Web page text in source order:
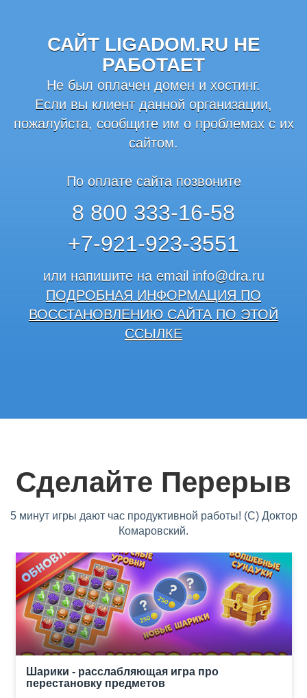
САЙТ LIGADOM.RU НЕ
РАБОТАЕТ
Не был оплачен домен и хостинг.
Если вы клиент данной организации,
пожалуйста, сообщите им о проблемах с их
сайтом.
По оплате сайта позвоните
8 800 333-16-58
+7-921-923-3551
или напишите на email info@dra.ru
ПОДРОБНАЯ ИНФОРМАЦИЯ ПО
ВОССТАНОВЛЕНИЮ САЙТА ПО ЭТОЙ
ССЫЛКЕ
Сделайте Перерыв
5 минут игры дают час продуктивной работы! (С) Доктор
Комаровский.
Шарики - расслабляющая игра про
перестановку предметов